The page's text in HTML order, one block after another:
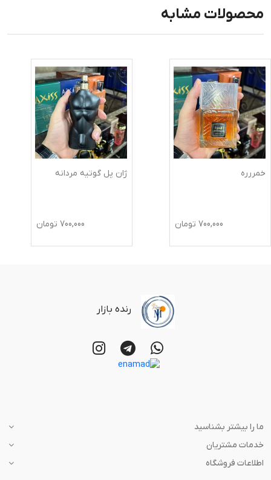
محصولات مشابه
خمررره
700,000 تومان
ژان پل گوتیه مردانه
700,000 تومان
رنده بازار
ما را بیشتر بشناسید
خدمات مشتریان
اطلاعات فروشگاه